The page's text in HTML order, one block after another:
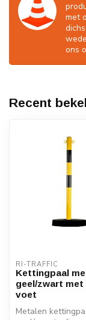
met
ons
Recent
RI-TRAFFIC
Kettingpaal
geel/zwart met
voet
Metalen